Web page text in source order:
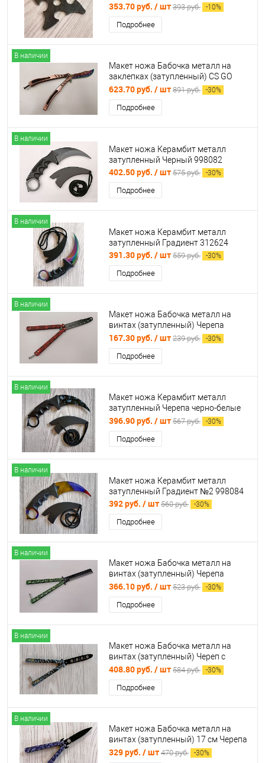
353.70 руб. / шт 393 руб. -10%
Подробнее
В наличии
Макет ножа Бабочка металл на
заклепках (затупленный) CS GO
Градиент медный (балисонг)
998798
623.70 руб. / шт 891 руб. -30%
Подробнее
В наличии
Макет ножа Керамбит металл
затупленный Черный 998082
402.50 руб. / шт 575 руб. -30%
Подробнее
В наличии
Макет ножа Керамбит металл
затупленный Градиент 312624
391.30 руб. / шт 559 руб. -30%
Подробнее
В наличии
Макет ножа Бабочка металл на
винтах (затупленный) Черепа
красные цельный (балисонг)
998784
167.30 руб. / шт 239 руб. -30%
Подробнее
В наличии
Макет ножа Керамбит металл
затупленный Черепа черно-белые
312491
396.90 руб. / шт 567 руб. -30%
Подробнее
В наличии
Макет ножа Керамбит металл
затупленный Градиент №2 998084
392 руб. / шт 560 руб. -30%
Подробнее
В наличии
Макет ножа Бабочка металл на
винтах (затупленный) Черепа
зеленые расческа 312058
366.10 руб. / шт 523 руб. -30%
Подробнее
В наличии
Макет ножа Бабочка металл на
винтах (затупленный) Череп с
волком 312088
408.80 руб. / шт 584 руб. -30%
Подробнее
В наличии
Макет ножа Бабочка металл на
винтах (затупленный) 17 см Черепа
фиолетовый 998065
329 руб. / шт 470 руб. -30%